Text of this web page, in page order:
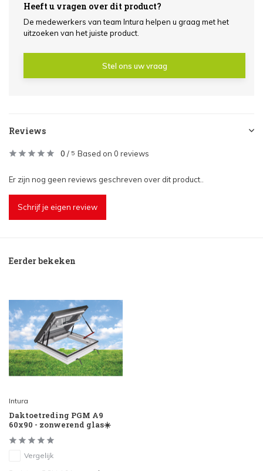
Heeft u vragen over dit product?
De medewerkers van team Intura helpen u graag met het
uitzoeken van het juiste product.
Stel ons uw vraag
Reviews
0 / 5 Based on 0 reviews
Er zijn nog geen reviews geschreven over dit product..
Schrijf je eigen review
Eerder bekeken
Intura
Daktoetreding PGM A9
60x90 - zonwerend glas☀️
Vergelijk